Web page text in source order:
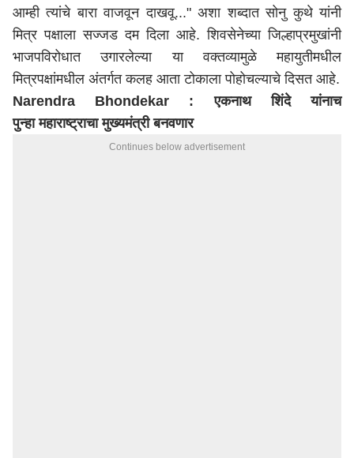
आम्ही त्यांचे बारा वाजवून दाखवू..." अशा शब्दात सोनु कुथेयांनी
मित्र पक्षाला सज्जड दम दिला आहे. शिवसेनेच्या जिल्हाप्रमुखांनी
भाजपविरोधात उगारलेल्या या वक्तव्यामुळे महायुतीमधील
मित्रपक्षांमधील अंतर्गत कलह आता टोकाला पोहोचल्याचे दिसत आहे.
Narendra Bhondekar : एकनाथ शिंदे यांनाच
पुन्हामहाराष्ट्राचा मुख्यमंत्री बनवणार
Continues below advertisement